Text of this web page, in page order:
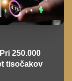
250.000
tisočakov